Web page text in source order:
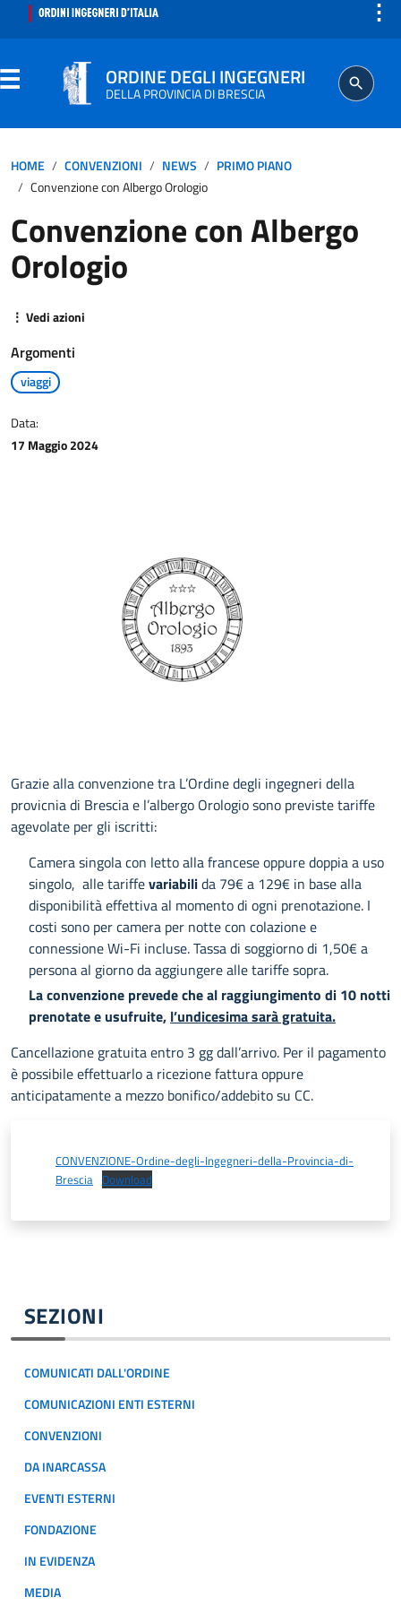
⋮
ORDINE DEGLI INGEGNERI
DELLA PROVINCIA DI BRESCIA
ISCRITTO
AGGIORNAMENTO PROFESSIONALE
HOME CONVENZIONI NEWS
PRIMO PIANO
Convenzione con Albergo Orologio
Convenzione con Albergo
Orologio
⋮ Vedi azioni
Argomenti
viaggi
Data:
17 Maggio 2024
SEZIONI
COMUNICATI DALL'ORDINE
COMUNICAZIONI ENTI ESTERNI
CONVENZIONI
DA INARCASSA
EVENTI ESTERNI
FONDAZIONE
IN EVIDENZA
MEDIA
Grazie alla convenzione tra L’Ordine degli ingegneri della
provicnia di Brescia e l’albergo Orologio sono previste tariffe
agevolate per gli iscritti:
Camera singola con letto alla francese oppure doppia a uso
singolo, alle tariffevariabilida 79€ a 129€ in base alla
disponibilità effettiva al momento di ogni prenotazione. I
costi sono per camera per notte con colazione e
connessione Wi-Fi incluse. Tassa di soggiorno di 1,50€ a
persona al giorno da aggiungere alle tariffe sopra.
La convenzione prevede che al raggiungimento di 10 notti
prenotate e usufruite, l’undicesima sarà gratuita.
Cancellazione gratuita entro 3 gg dall’arrivo. Per il pagamento
è possibile effettuarlo a ricezione fattura oppure
anticipatamente a mezzo bonifico/addebito su CC.
CONVENZIONE-Ordine-degli-Ingegneri-della-Provincia-di-
Brescia Download